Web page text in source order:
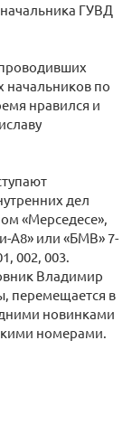
ГУВД
начальников по
нравился и
дел
«Мерседесе»,
А8» или «БМВ» 7-
002, 003.
Владимир
перемещается в
новинками
номерами.